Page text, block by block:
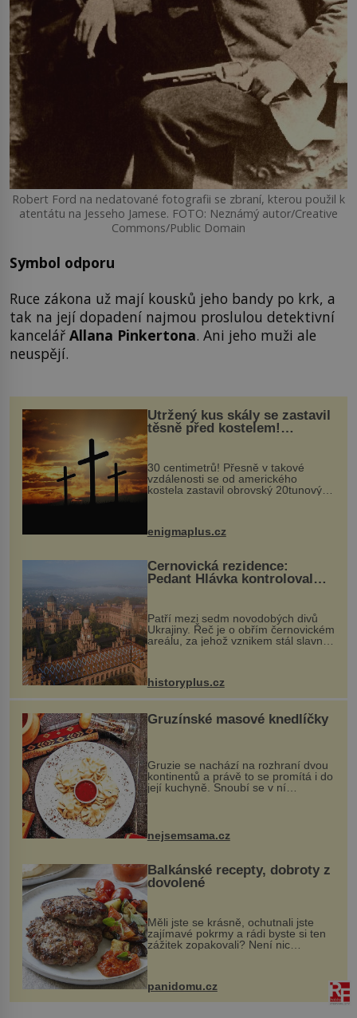
Robert Ford na nedatované fotografii se zbraní, kterou použil k
atentátu na Jesseho Jamese. FOTO: Neznámý autor/Creative
Commons/Public Domain
Symbol odporu
Ruce zákona už mají kousků jeho bandy po krk, a
tak na její dopadení najmou proslulou detektivní
kancelář Allana Pinkertona. Ani jeho muži ale
neuspějí.
Utržený kus skály se zastavil
těsně před kostelem!
Ochránila ho boží síla?
30 centimetrů! Přesně v takové
vzdálenosti se od amerického
kostela zastavil obrovský 20tunový
...
enigmaplus.cz
Černovická rezidence:
Pedant Hlávka kontroloval
Patří mezi sedm novodobých divů
Ukrajiny. Řeč je o obřím černovickém
areálu, za jehož vznikem stál slavný
český architekt Josef Hlávka. Ten si
na něm dal mimořádně záležet. Jeho
historyplus.cz
Gruzínské masové knedlíčky
Gruzie se nachází na rozhraní dvou
kontinentů a právě to se promítá i do
její kuchyně. Snoubí se v ní
evropské a asijské chutě a díky tomu
pokrmy, které rozhodně st...
nejsemsama.cz
Balkánské recepty, dobroty z
dovolené
Měli jste se krásně, ochutnali jste
zajímavé pokrmy a rádi byste si ten
zážitek zopakovali? Není nic
snazšího. Pljeskavica (10 porcí)
Možná jste ji ochutnali na dovolené v
panidomu.cz